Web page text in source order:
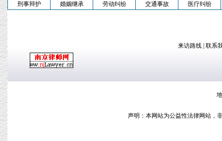
刑事辩护
婚姻继承 劳动纠纷 交通事故 医疗纠纷
来访路线 联系
声明：本网站为公益性法律网站，